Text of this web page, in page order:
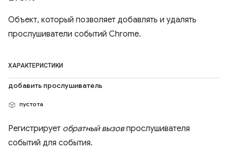
Объект, который позволяет добавлять и удалять
прослушиватели событий Chrome.
ХАРАКТЕРИСТИКИ
добавить прослушиватель
пустота
Регистрирует обратный вызовпрослушивателя
событий для события.